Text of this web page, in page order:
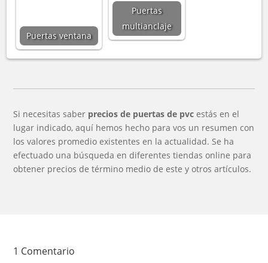
Puertas ventana
Puertas
multianclaje
Si necesitas saber precios de puertas de pvc estás en el
lugar indicado, aquí hemos hecho para vos un resumen con
los valores promedio existentes en la actualidad. Se ha
efectuado una búsqueda en diferentes tiendas online para
obtener precios de término medio de este y otros artículos.
1 Comentario